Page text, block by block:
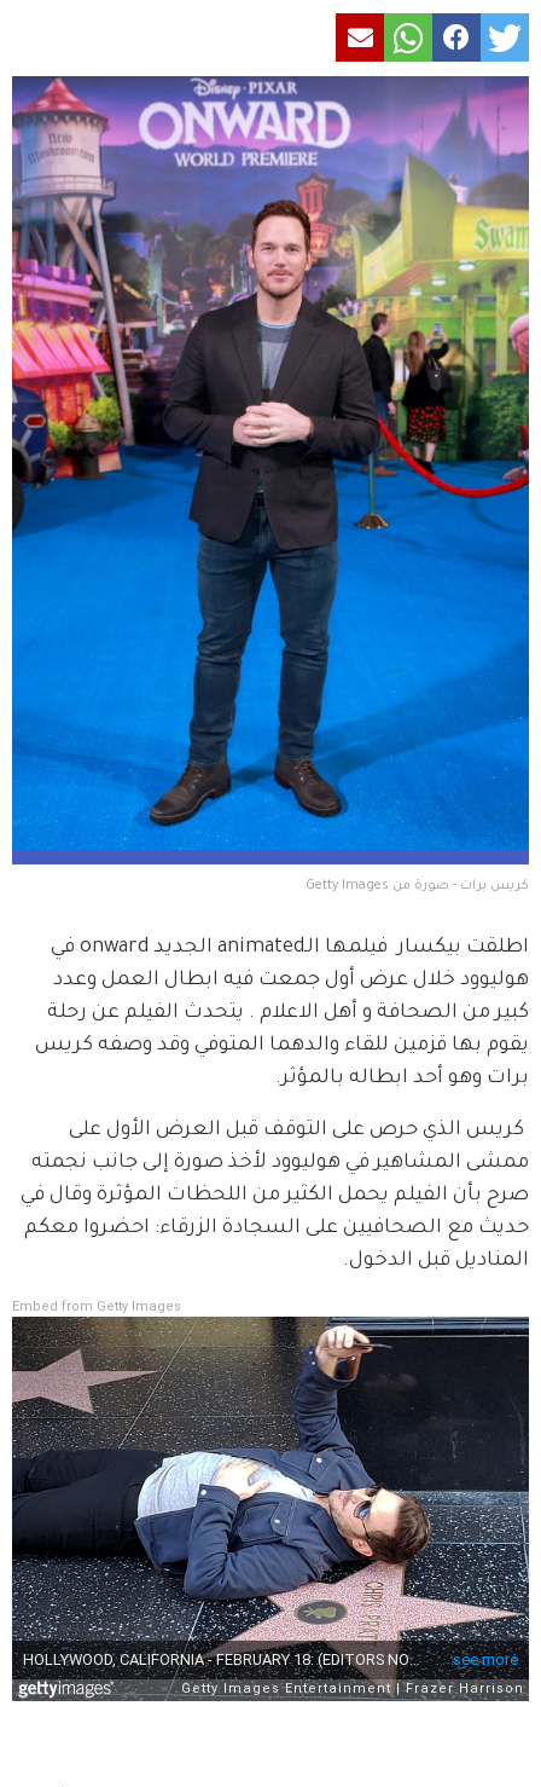
كريس برات - صورة من Getty Images
اطلقت بيكسار  فيلمها الـanimated الجديد onward في
هوليوود خلال عرض أول جمعت فيه ابطال العمل وعدد
كبير من الصحافة و أهل الاعلام . يتحدث الفيلم عن رحلة
يقوم بها قزمين للقاء والدهما المتوفي وقد وصفه كريس
برات وهو أحد ابطاله بالمؤثر.
كريس الذي حرص على التوقف قبل العرض الأول على
ممشى المشاهير في هوليوود لأخذ صورة إلى جانب نجمته
صرح بأن الفيلم يحمل الكثير من اللحظات المؤثرة وقال في
حديث مع الصحافيين على السجادة الزرقاء: احضروا معكم
المناديل قبل الدخول.
Embed from Getty Images